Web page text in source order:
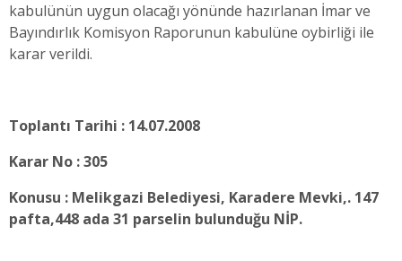
kabulünün uygun olacağı yönünde hazırlanan İmar ve
Bayındırlık Komisyon Raporunun kabulüne oybirliği ile
karar verildi.
Toplantı Tarihi : 14.07.2008
Karar No : 305
Konusu : Melikgazi Belediyesi, Karadere Mevki,. 147
pafta,448 ada 31 parselin bulunduğu NİP.